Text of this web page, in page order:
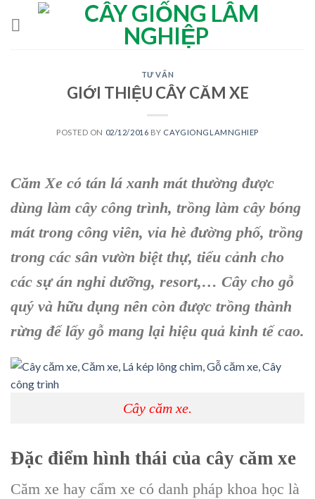
TƯ VẤN
GIỚI THIỆU CÂY CĂM XE
POSTED ON 02/12/2016 BY CAYGIONGLAMNGHIEP
Căm Xe có tán lá xanh mát thường được
dùng làm cây công trình, trồng làm cây bóng
máttrong công viên, vỉa hè đường phố, trồng
trong các sân vườn biệt thự, tiểu cảnh cho
các sự án nghỉ dưỡng, resort,… Cây cho gỗ
quý và hữu dụng nên còn được trồng thành
rừng để lấy gỗ mang lại hiệu quả kinh tếcao.
Cây căm xe.
Đặc điểm hình thái của cây căm xe
Căm xe hay cẩm xe có danh pháp khoa học là